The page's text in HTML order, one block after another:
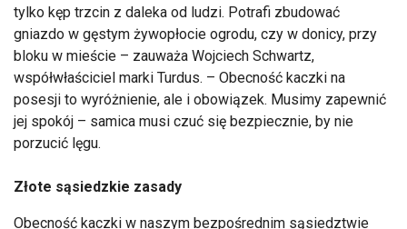
tylko kęp trzcin z daleka od ludzi. Potrafi zbudować
gniazdo w gęstym żywopłocie ogrodu, czy w donicy, przy
bloku w mieście – zauważa Wojciech Schwartz,
współwłaściciel marki Turdus. – Obecność kaczki na
posesji to wyróżnienie, ale i obowiązek. Musimy zapewnić
jej spokój – samica musi czuć się bezpiecznie, by nie
porzucić lęgu.
Złote sąsiedzkie zasady
Obecność kaczki w naszym bezpośrednim sąsiedztwie